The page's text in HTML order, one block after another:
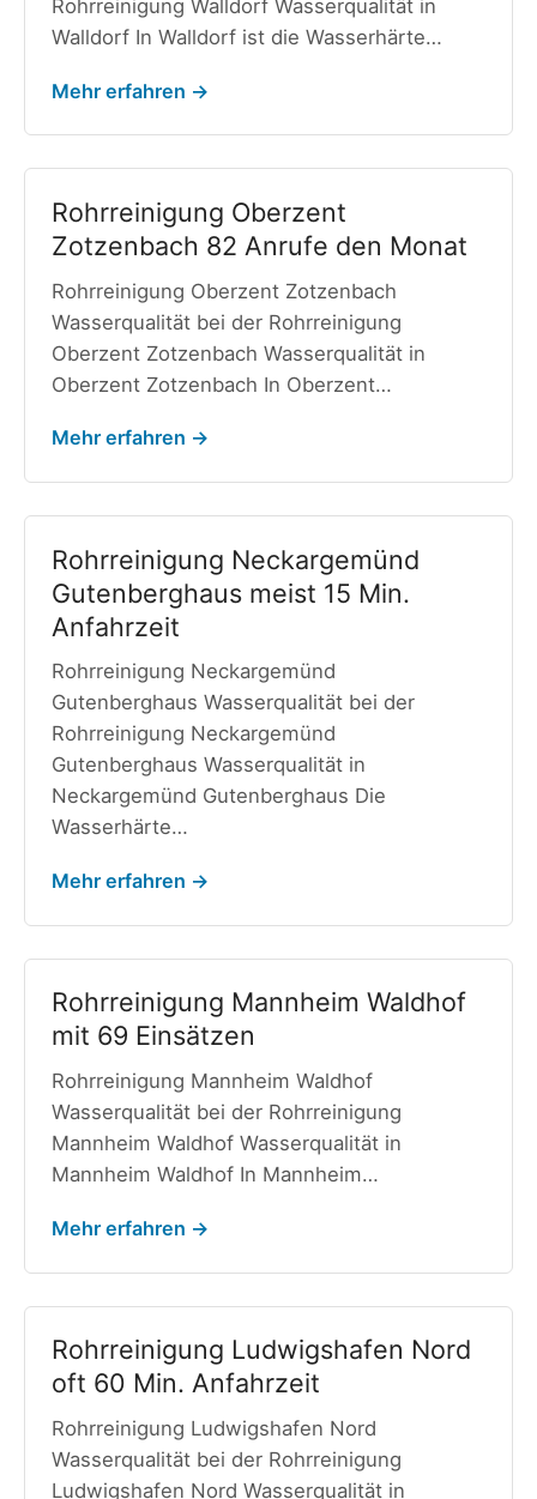
Rohrreinigung Walldorf Wasserqualität in
Walldorf In Walldorf ist die Wasserhärte…
Mehr erfahren →
Rohrreinigung Oberzent
Zotzenbach 82 Anrufe den Monat
Rohrreinigung Oberzent Zotzenbach
Wasserqualität bei der Rohrreinigung
Oberzent Zotzenbach Wasserqualität in
Oberzent Zotzenbach In Oberzent…
Mehr erfahren →
Rohrreinigung Neckargemünd
Gutenberghaus meist 15 Min.
Anfahrzeit
Rohrreinigung Neckargemünd
Gutenberghaus Wasserqualität bei der
Rohrreinigung Neckargemünd
Gutenberghaus Wasserqualität in
Neckargemünd Gutenberghaus Die
Wasserhärte…
Mehr erfahren →
Rohrreinigung Mannheim Waldhof
mit 69 Einsätzen
Rohrreinigung Mannheim Waldhof
Wasserqualität bei der Rohrreinigung
Mannheim Waldhof Wasserqualität in
Mannheim Waldhof In Mannheim…
Mehr erfahren →
Rohrreinigung Ludwigshafen Nord
oft 60 Min. Anfahrzeit
Rohrreinigung Ludwigshafen Nord
Wasserqualität bei der Rohrreinigung
Ludwigshafen Nord Wasserqualität in